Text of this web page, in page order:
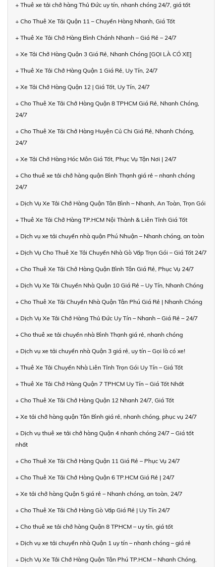
+ Thuê xe tải chở hàng Thủ Đức uy tín, nhanh chóng 24/7, giá tốt
+ Cho Thuê Xe Tải Quận 11 – Chuyển Hàng Nhanh, Giá Tốt
+ Thuê Xe Tải Chở Hàng Bình Chánh Nhanh – Giá Rẻ – 24/7
+ Xe Tải Chở Hàng Quận 3 Giá Rẻ, Nhanh Chóng [GỌI LÀ CÓ XE]
+ Thuê Xe Tải Chở Hàng Quận 1 Giá Rẻ, Uy Tín, 24/7
+ Xe Tải Chở Hàng Quận 12 | Giá Tốt, Uy Tín, 24/7
+ Cho Thuê Xe Tải Chở Hàng Quận 8 TPHCM Giá Rẻ, Nhanh Chóng,
24/7
+ Cho Thuê Xe Tải Chở Hàng Huyện Củ Chi Giá Rẻ, Nhanh Chóng,
24/7
+ Xe Tải Chở Hàng Hóc Môn Giá Tốt, Phục Vụ Tận Nơi | 24/7
+ Cho thuê xe tải chở hàng quận Bình Thạnh giá rẻ – nhanh chóng
24/7
+ Dịch Vụ Xe Tải Chở Hàng Quận Tân Bình – Nhanh, An Toàn, Trọn Gói
+ Thuê Xe Tải Chở Hàng TP.HCM Nội Thành & Liên Tỉnh Giá Tốt
+ Dịch vụ xe tải chuyển nhà quận Phú Nhuận – Nhanh chóng, an toàn
+ Dịch Vụ Cho Thuê Xe Tải Chuyển Nhà Gò Vấp Trọn Gói – Giá Tốt 24/7
+ Cho Thuê Xe Tải Chở Hàng Quận Bình Tân Giá Rẻ, Phục Vụ 24/7
+ Dịch Vụ Xe Tải Chuyển Nhà Quận 10 Giá Rẻ – Uy Tín, Nhanh Chóng
+ Cho Thuê Xe Tải Chuyển Nhà Quận Tân Phú Giá Rẻ | Nhanh Chóng
+ Dịch Vụ Xe Tải Chở Hàng Thủ Đức Uy Tín – Nhanh – Giá Rẻ – 24/7
+ Cho thuê xe tải chuyển nhà Bình Thạnh giá rẻ, nhanh chóng
+ Dịch vụ xe tải chuyển nhà Quận 3 giá rẻ, uy tín – Gọi là có xe!
+ Thuê Xe Tải Chuyển Nhà Liên Tỉnh Trọn Gói Uy Tín – Giá Tốt
+ Thuê Xe Tải Chở Hàng Quận 7 TPHCM Uy Tín – Giá Tốt Nhất
+ Cho Thuê Xe Tải Chở Hàng Quận 12 Nhanh 24/7, Giá Tốt
+ Xe tải chở hàng quận Tân Bình giá rẻ, nhanh chóng, phục vụ 24/7
+ Dịch vụ thuê xe tải chở hàng Quận 4 nhanh chóng 24/7 – Giá tốt
nhất
+ Cho Thuê Xe Tải Chở Hàng Quận 11 Giá Rẻ – Phục Vụ 24/7
+ Cho Thuê Xe Tải Chở Hàng Quận 6 TP.HCM Giá Rẻ | 24/7
+ Xe tải chở hàng Quận 5 giá rẻ – Nhanh chóng, an toàn, 24/7
+ Cho Thuê Xe Tải Chở Hàng Gò Vấp Giá Rẻ | Uy Tín 24/7
+ Cho thuê xe tải chở hàng Quận 8 TPHCM – uy tín, giá tốt
+ Dịch vụ xe tải chuyển nhà Quận 1 uy tín – nhanh chóng – giá rẻ
+ Dịch Vụ Xe Tải Chở Hàng Quận Tân Phú TP.HCM – Nhanh Chóng,